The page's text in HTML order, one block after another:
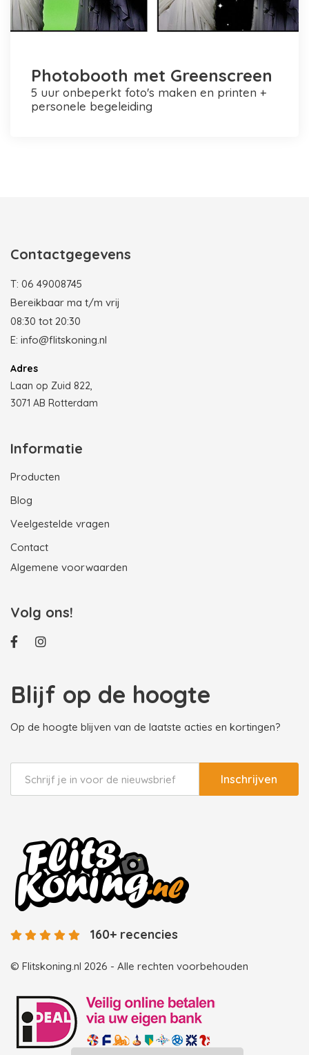
Photobooth met Greenscreen
5 uur onbeperkt foto's maken en printen +
personele begeleiding
Contactgegevens
T: 06 49008745
Bereikbaar ma t/m vrij
08:30 tot 20:30
E: info@flitskoning.nl
Adres
Laan op Zuid 822,
3071 AB Rotterdam
Informatie
Producten
Blog
Veelgestelde vragen
Contact
Algemene voorwaarden
Volg ons!
Blijf op de hoogte
Op de hoogte blijven van de laatste acties en kortingen?
Inschrijven
© Flitskoning.nl 2026 - Alle rechten voorbehouden
160+ recencies